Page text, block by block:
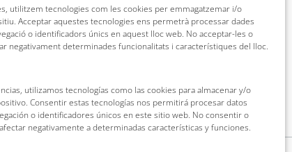
utilitzem tecnologies com les cookies per emmagatzemar i/o
Acceptar aquestes tecnologies ens permetrà processar dades
o identificadors únics en aquest lloc web. No acceptar-les o
negativament determinades funcionalitats i característiques del lloc.
utilizamos tecnologías como las cookies para almacenar y/o
Consentir estas tecnologías nos permitirá procesar datos
o identificadores únicos en este sitio web. No consentir o
negativamente a determinadas características y funciones.